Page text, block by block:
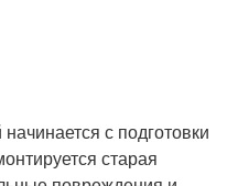
с подготовки
старая